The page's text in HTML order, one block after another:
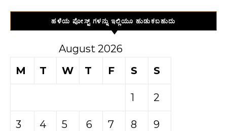
ಹಳೆಯ ಪೋಸ್ಟ್ ಗಳನ್ನು ಇಲ್ಲಿಯೂ ಹುಡುಕಬಹುದು
August 2026
M
T W T F S S
1 2
3 4 5 6 7 8 9